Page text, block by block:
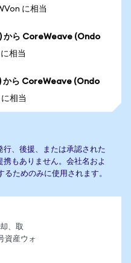
に相当
ら CoreWeave (Ondo
相当
ら CoreWeave (Ondo
相当
、後援、または承認された
もありません。会社名およ
ためのみに使用されます。
、取
資産ウォ